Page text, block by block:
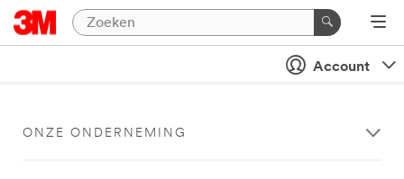
Account
ONZE ONDERNEMING